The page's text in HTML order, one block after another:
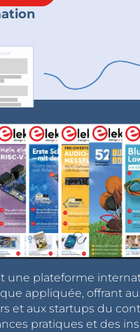
une plateforme
appliquée, offrant
et aux startups du
pratiques et des